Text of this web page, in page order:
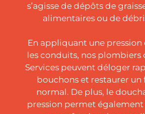
s’agisse de dépôts de
alimentaires ou de
En appliquant une pression
les conduits, nos plombiers
Services peuvent déloger
bouchons et restaurer un
normal. De plus, le
pression permet